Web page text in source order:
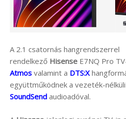
A 2.1 csatornás hangrendszerrel
rendelkező Hisense E7NQ Pro
Atmos valamint a DTS:X
együttműködnek a vezeték-
SoundSend audioadóval.